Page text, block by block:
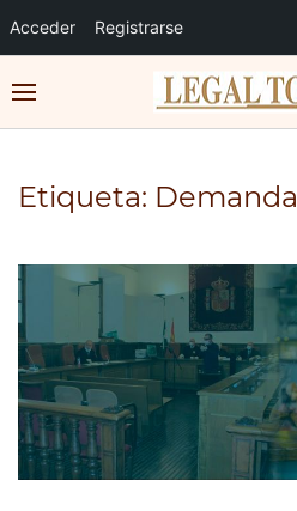
Acceder Registrarse
Etiqueta: Demanda